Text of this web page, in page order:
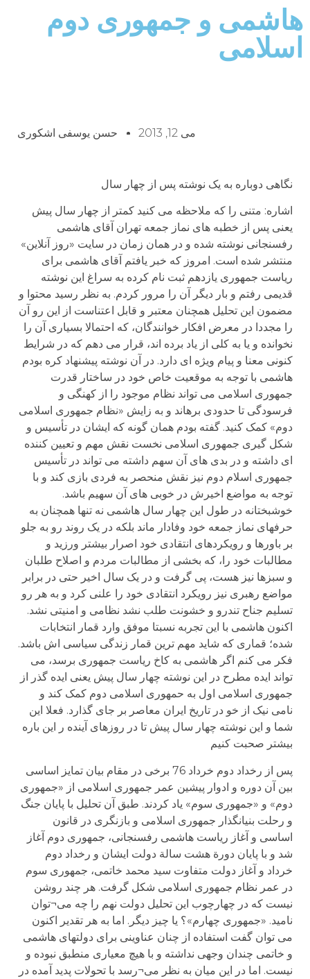
هاشمی و جمهوری دوم
اسلامی
می 12, 2013 حسن یوسفی اشکوری
نگاهی دوباره به یک نوشته پس از چهار سال
اشاره: متنی را که ملاحظه می کنید کمتر از چهار سال پیش
یعنی پس از خطبه های نماز جمعه تهران آقای هاشمی
رفسنجانی نوشته شده و در همان زمان در سایت «روز آنلاین»
منتشر شده است. امروز که خبر یافتم آقای هاشمی برای
ریاست جمهوری یازدهم ثبت نام کرده به سراغ این نوشته
قدیمی رفتم و بار دیگر آن را مرور کردم. به نظر رسید محتوا و
مضمون این تحلیل همچنان معتبر و قابل اعتناست از این رو آن
را مجددا در معرض افکار خوانندگان، که احتمالا بسیاری آن را
نخوانده و یا به کلی از یاد برده اند، قرار می دهم که در شرایط
کنونی معنا و پیام ویژه ای دارد. در آن نوشته پیشنهاد کره بودم
هاشمی با توجه به موقعیت خاص خود در ساختار قدرت
جمهوری اسلامی می تواند نظام موجود را از کهنگی و
فرسودگی تا حدودی برهاند و به زایش «نظام جمهوری اسلامی
دوم» کمک کنید. گفته بودم همان گونه که ایشان در تأسیس و
شکل گیری جمهوری اسلامی نخست نقش مهم و تعیین کننده
ای داشته و در بدی های آن سهم داشته می تواند در تأسیس
جمهوری اسلام دوم نیز نقش منحصر به فردی بازی کند و با
توجه به مواضع اخیرش در خوبی های آن سهیم باشد.
خوشبختانه در طول این چهار سال هاشمی نه تنها همچنان به
حرفهای نماز جمعه خود وفادار ماند بلکه در یک روند رو به جلو
بر باورها و رویکردهای انتقادی خود اصرار بیشتر ورزید و
مطالبات خود را، که بخشی از مطالبات مردم و اصلاح طلبان
و سبزها نیز هست، پی گرفت و در یک سال اخیر حتی در برابر
مواضع رهبری نیز رویکرد انتقادی خود را علنی کرد و به هر رو
تسلیم جناح تندرو و خشونت طلب نشد نظامی و امنیتی نشد.
اکنون هاشمی با این تجربه نسبتا موفق وارد قمار انتخابات
شده؛ قماری که شاید مهم ترین قمار زندگی سیاسی اش باشد.
فکر می کنم اگر هاشمی به کاخ ریاست جمهوری برسد، می
تواند ایده مطرح در این نوشته چهار سال پیش یعنی ایده گذر از
جمهوری اسلامی اول به حمهوری اسلامی دوم کمک کند و
نامی نیک از خو در تاریخ ایران معاصر بر جای گذارد. فعلا این
شما و این نوشته چهار سال پیش تا در روزهای آینده ر این باره
بیشتر صحبت کنیم
پس از رخداد دوم خرداد 76 برخی در مقام بیان تمایز اساسی
بین آن دوره و ادوار پیشین عمر جمهوری اسلامی از «جمهوری
دوم» و «جمهوری سوم» یاد کردند. طبق آن تحلیل با پایان جنگ
و رحلت بنیانگذار جمهوری اسلامی و بازنگری در قانون
اساسی و آغاز ریاست هاشمی رفسنجانی، جمهوری دوم آغاز
شد و با پایان دورة هشت سالة دولت ایشان و رخداد دوم
خرداد و آغاز دولت متفاوت سید محمد خاتمی، جمهوری سوم
در عمر نظام جمهوری اسلامی شکل گرفت. هر چند روشن
نیست که در چهارچوب این تحلیل دولت نهم را چه می¬توان
نامید. «جمهوری چهارم»؟ یا چیز دیگر. اما به هر تقدیر اکنون
می توان گفت استفاده از چنان عناوینی برای دولتهای هاشمی
و خاتمی چندان وجهی نداشته و با هیچ معیاری منطبق نبوده و
نیست. اما در این میان به نظر می¬رسد با تحولات پدید آمده در